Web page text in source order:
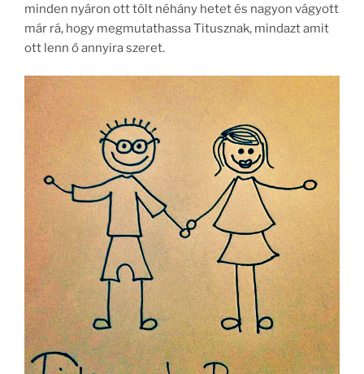
minden nyáron ott tölt néhány hetet és nagyon vágyott
már rá, hogy megmutathassa Titusznak, mindazt amit
ott lenn ő annyira szeret.